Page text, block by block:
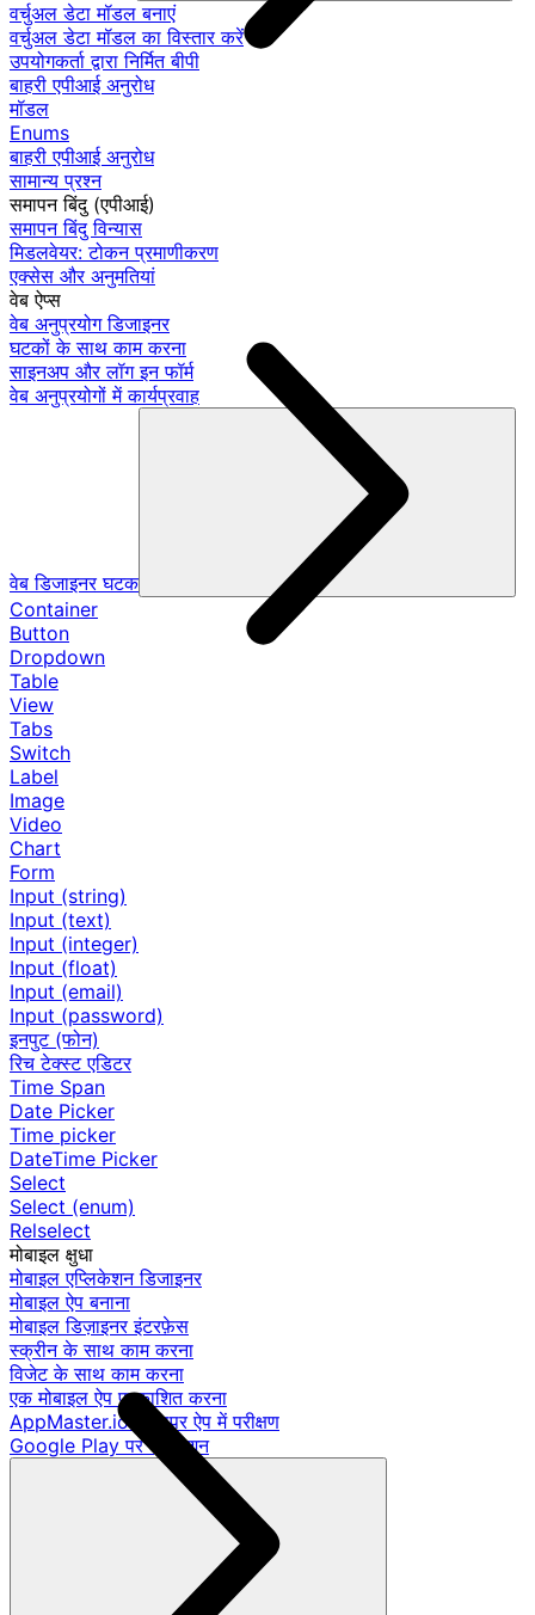
वर्चुअल डेटा मॉडल बनाएं
वर्चुअल डेटा मॉडल का विस्तार करें
उपयोगकर्ता द्वारा निर्मित बीपी
बाहरी एपीआई अनुरोध
मॉडल
Enums
बाहरी एपीआई अनुरोध
सामान्य प्रश्न
समापन बिंदु (एपीआई)
समापन बिंदु विन्यास
मिडलवेयर: टोकन प्रमाणीकरण
एक्सेस और अनुमतियां
वेब ऐप्स
वेब अनुप्रयोग डिजाइनर
घटकों के साथ काम करना
साइनअप और लॉग इन फॉर्म
वेब अनुप्रयोगों में कार्यप्रवाह
वेब डिजाइनर घटक
Container
Button
Dropdown
Table
View
Tabs
Switch
Label
Image
Video
Chart
Form
Input (string)
Input (text)
Input (integer)
Input (float)
Input (email)
Input (password)
इनपुट (फोन)
रिच टेक्स्ट एडिटर
Time Span
Date Picker
Time picker
DateTime Picker
Select
Select (enum)
Relselect
मोबाइल क्षुधा
मोबाइल एप्लिकेशन डिजाइनर
मोबाइल ऐप बनाना
मोबाइल डिज़ाइनर इंटरफ़ेस
स्क्रीन के साथ काम करना
विजेट के साथ काम करना
एक मोबाइल ऐप प्रकाशित करना
AppMaster.io डेवलपर ऐप में परीक्षण
Google Play पर प्रकाशन